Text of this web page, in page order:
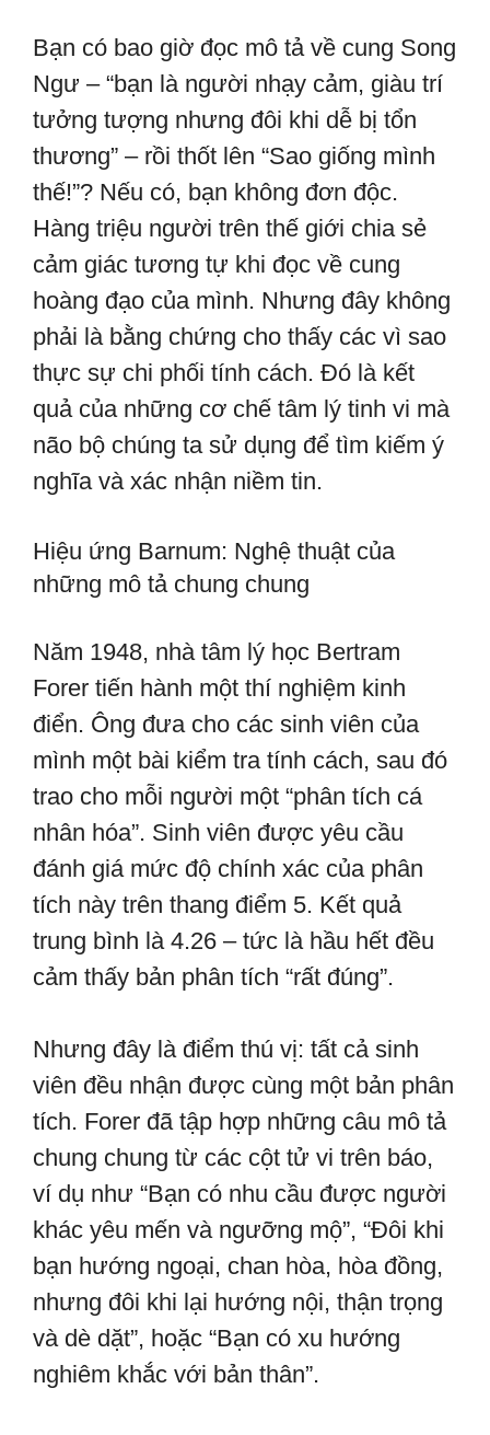
Bạn có bao giờ đọc mô tả về cung Song
Ngư – “bạn là người nhạy cảm, giàu trí
tưởng tượng nhưng đôi khi dễ bị tổn
thương” – rồi thốt lên “Sao giống mình
thế!”? Nếu có, bạn không đơn độc.
Hàng triệu người trên thế giới chia sẻ
cảm giác tương tự khi đọc về cung
hoàng đạo của mình. Nhưng đây không
phải là bằng chứng cho thấy các vì sao
thực sự chi phối tính cách. Đó là kết
quả của những cơ chế tâm lý tinh vi mà
não bộ chúng ta sử dụng để tìm kiếm ý
nghĩa và xác nhận niềm tin.
Hiệu ứng Barnum: Nghệ thuật của
những mô tả chung chung
Năm 1948, nhà tâm lý học Bertram
Forer tiến hành một thí nghiệm kinh
điển. Ông đưa cho các sinh viên của
mình một bài kiểm tra tính cách, sau đó
trao cho mỗi người một “phân tích cá
nhân hóa”. Sinh viên được yêu cầu
đánh giá mức độ chính xác của phân
tích này trên thang điểm 5. Kết quả
trung bình là 4.26 – tức là hầu hết đều
cảm thấy bản phân tích “rất đúng”.
Nhưng đây là điểm thú vị: tất cả sinh
viên đều nhận được cùng một bản phân
tích. Forer đã tập hợp những câu mô tả
chung chung từ các cột tử vi trên báo,
ví dụ như “Bạn có nhu cầu được người
khác yêu mến và ngưỡng mộ”, “Đôi khi
bạn hướng ngoại, chan hòa, hòa đồng,
nhưng đôi khi lại hướng nội, thận trọng
và dè dặt”, hoặc “Bạn có xu hướng
nghiêm khắc với bản thân”.